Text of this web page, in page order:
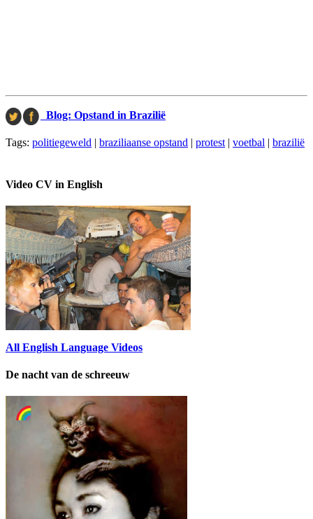
Blog: Opstand in Brazilië
Tags: politiegeweld | braziliaanse opstand | protest| voetbal | brazilië
Video CV in English
All English Language Videos
De nacht van de schreeuw